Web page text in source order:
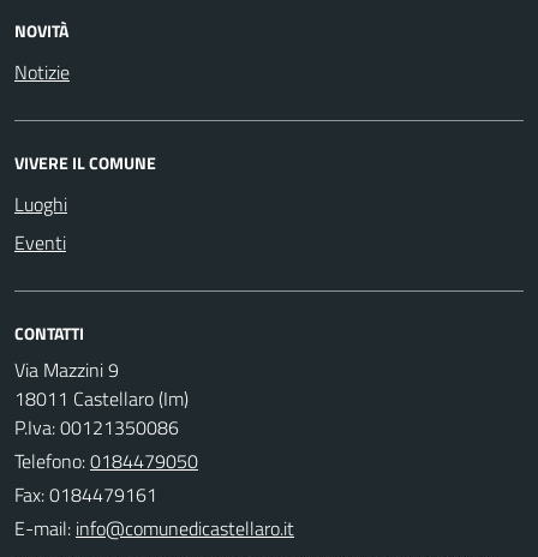
NOVITÀ
Notizie
VIVERE IL COMUNE
Luoghi
Eventi
CONTATTI
Via Mazzini 9
18011 Castellaro (Im)
P.Iva: 00121350086
Telefono:0184479050
Fax: 0184479161
E-mail: